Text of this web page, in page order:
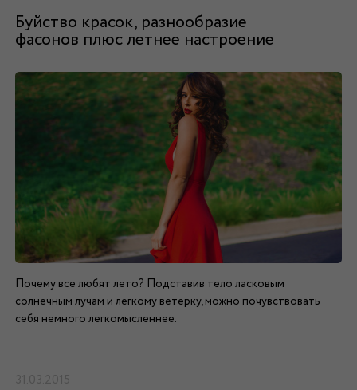
Буйство красок, разнообразие
фасонов плюс летнее настроение
Почему все любят лето? Подставив тело ласковым
солнечным лучам и легкому ветерку, можно почувствовать
себя немного легкомысленнее.
31.03.2015